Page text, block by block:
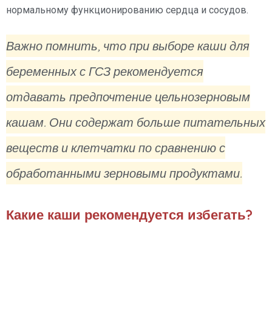
нормальному функционированию сердца и сосудов.
Важно помнить, что при выборе каши для
беременных с ГСЗ рекомендуется
отдавать предпочтение цельнозерновым
кашам. Они содержат больше питательных
веществ и клетчатки по сравнению с
обработанными зерновыми продуктами.
Какие каши рекомендуется избегать?